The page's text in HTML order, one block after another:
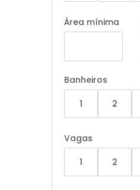
Área mínima
Banheiros
1
2
Vagas
1
2